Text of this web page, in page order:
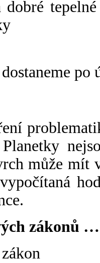
dobré
po
může mít
zákonů …